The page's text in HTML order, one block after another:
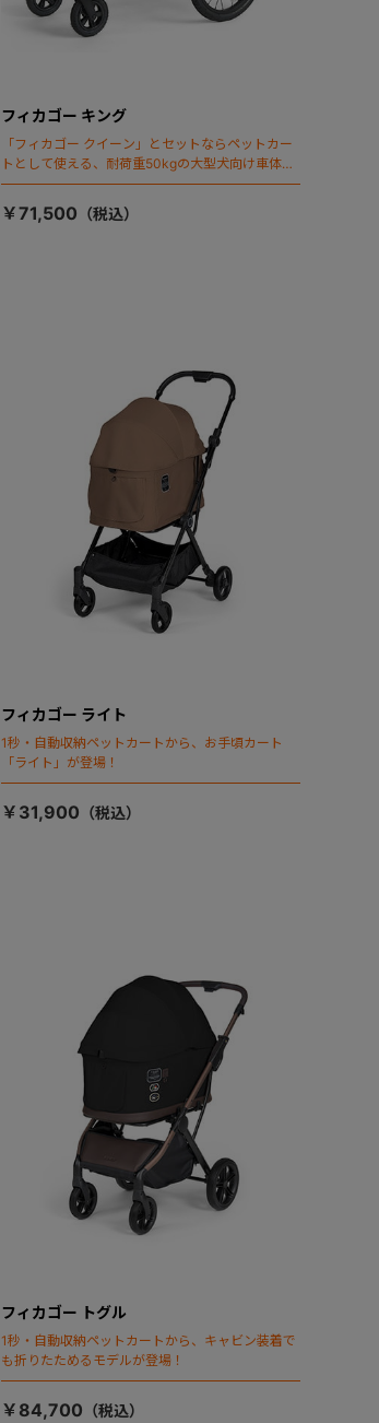
フィカゴー キング
「フィカゴー クイーン」とセットならペットカー
トとして使える、耐荷重50kgの大型犬向け車体登
場！
￥71,500
フィカゴー ライト
1秒・自動収納ペットカートから、お手頃カート
「ライト」が登場！
￥31,900
フィカゴー トグル
1秒・自動収納ペットカートから、キャビン装着で
も折りたためるモデルが登場！
￥84,700